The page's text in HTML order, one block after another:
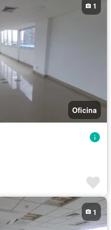
Oficina
1
1